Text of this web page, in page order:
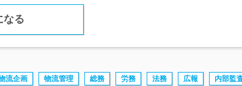
なる
流企画 物流管理 総務 労務 法務 広報 内部監